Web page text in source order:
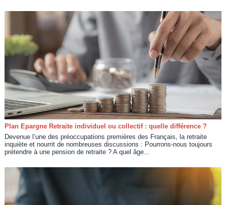
Plan Epargne Retraite individuel ou collectif : quelle différence ?
Devenue l’une des préoccupations premières des Français, la retraite
inquiète et nourrit de nombreuses discussions : Pourrons-nous toujours
prétendre à une pension de retraite ? A quel âge...